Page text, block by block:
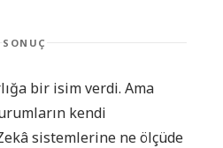
SONUÇ
bir isim verdi. Ama
kendi
sistemlerine ne ölçüde